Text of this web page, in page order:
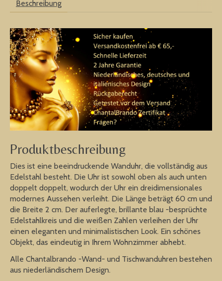
Beschreibung
Produktbeschreibung
Dies ist eine beeindruckende Wanduhr, die vollständig aus
Edelstahl besteht. Die Uhr ist sowohl oben als auch unten
doppelt doppelt, wodurch der Uhr ein dreidimensionales
modernes Aussehen verleiht. Die Länge beträgt 60 cm und
die Breite 2 cm. Der auferlegte, brillante blau -besprüchte
Edelstahlkreis und die weißen Zahlen verleihen der Uhr
einen eleganten und minimalistischen Look. Ein schönes
Objekt, das eindeutig in Ihrem Wohnzimmer abhebt.
Alle Chantalbrando -Wand- und Tischwanduhren bestehen
aus niederländischem Design.